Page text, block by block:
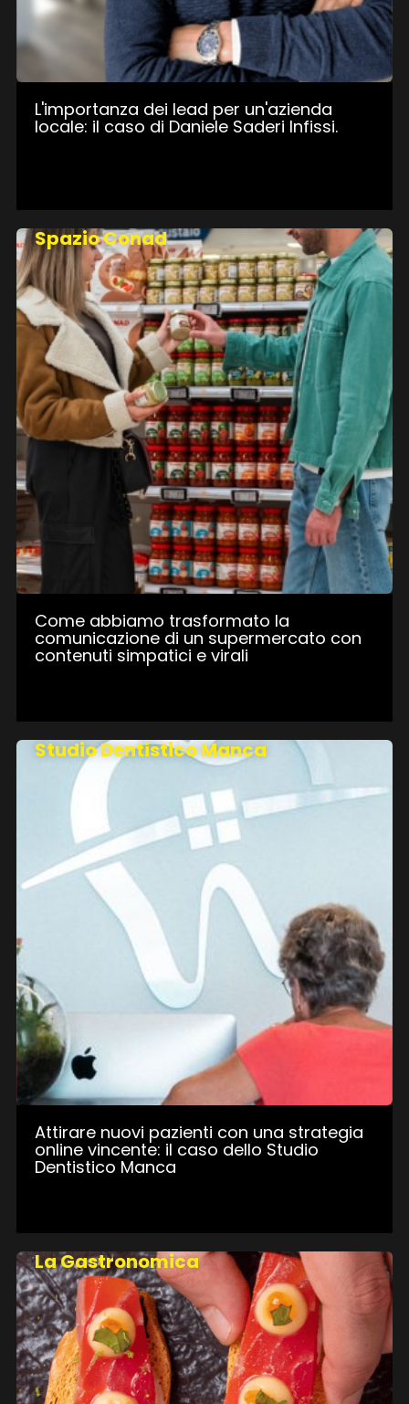
L'importanza dei lead per un'azienda
locale: il caso di Daniele Saderi Infissi.
Spazio Conad
Come abbiamo trasformato la
comunicazione di un supermercato con
contenuti simpatici e virali
Studio Dentistico Manca
Attirare nuovi pazienti con una strategia
online vincente: il caso dello Studio
Dentistico Manca
La Gastronomica